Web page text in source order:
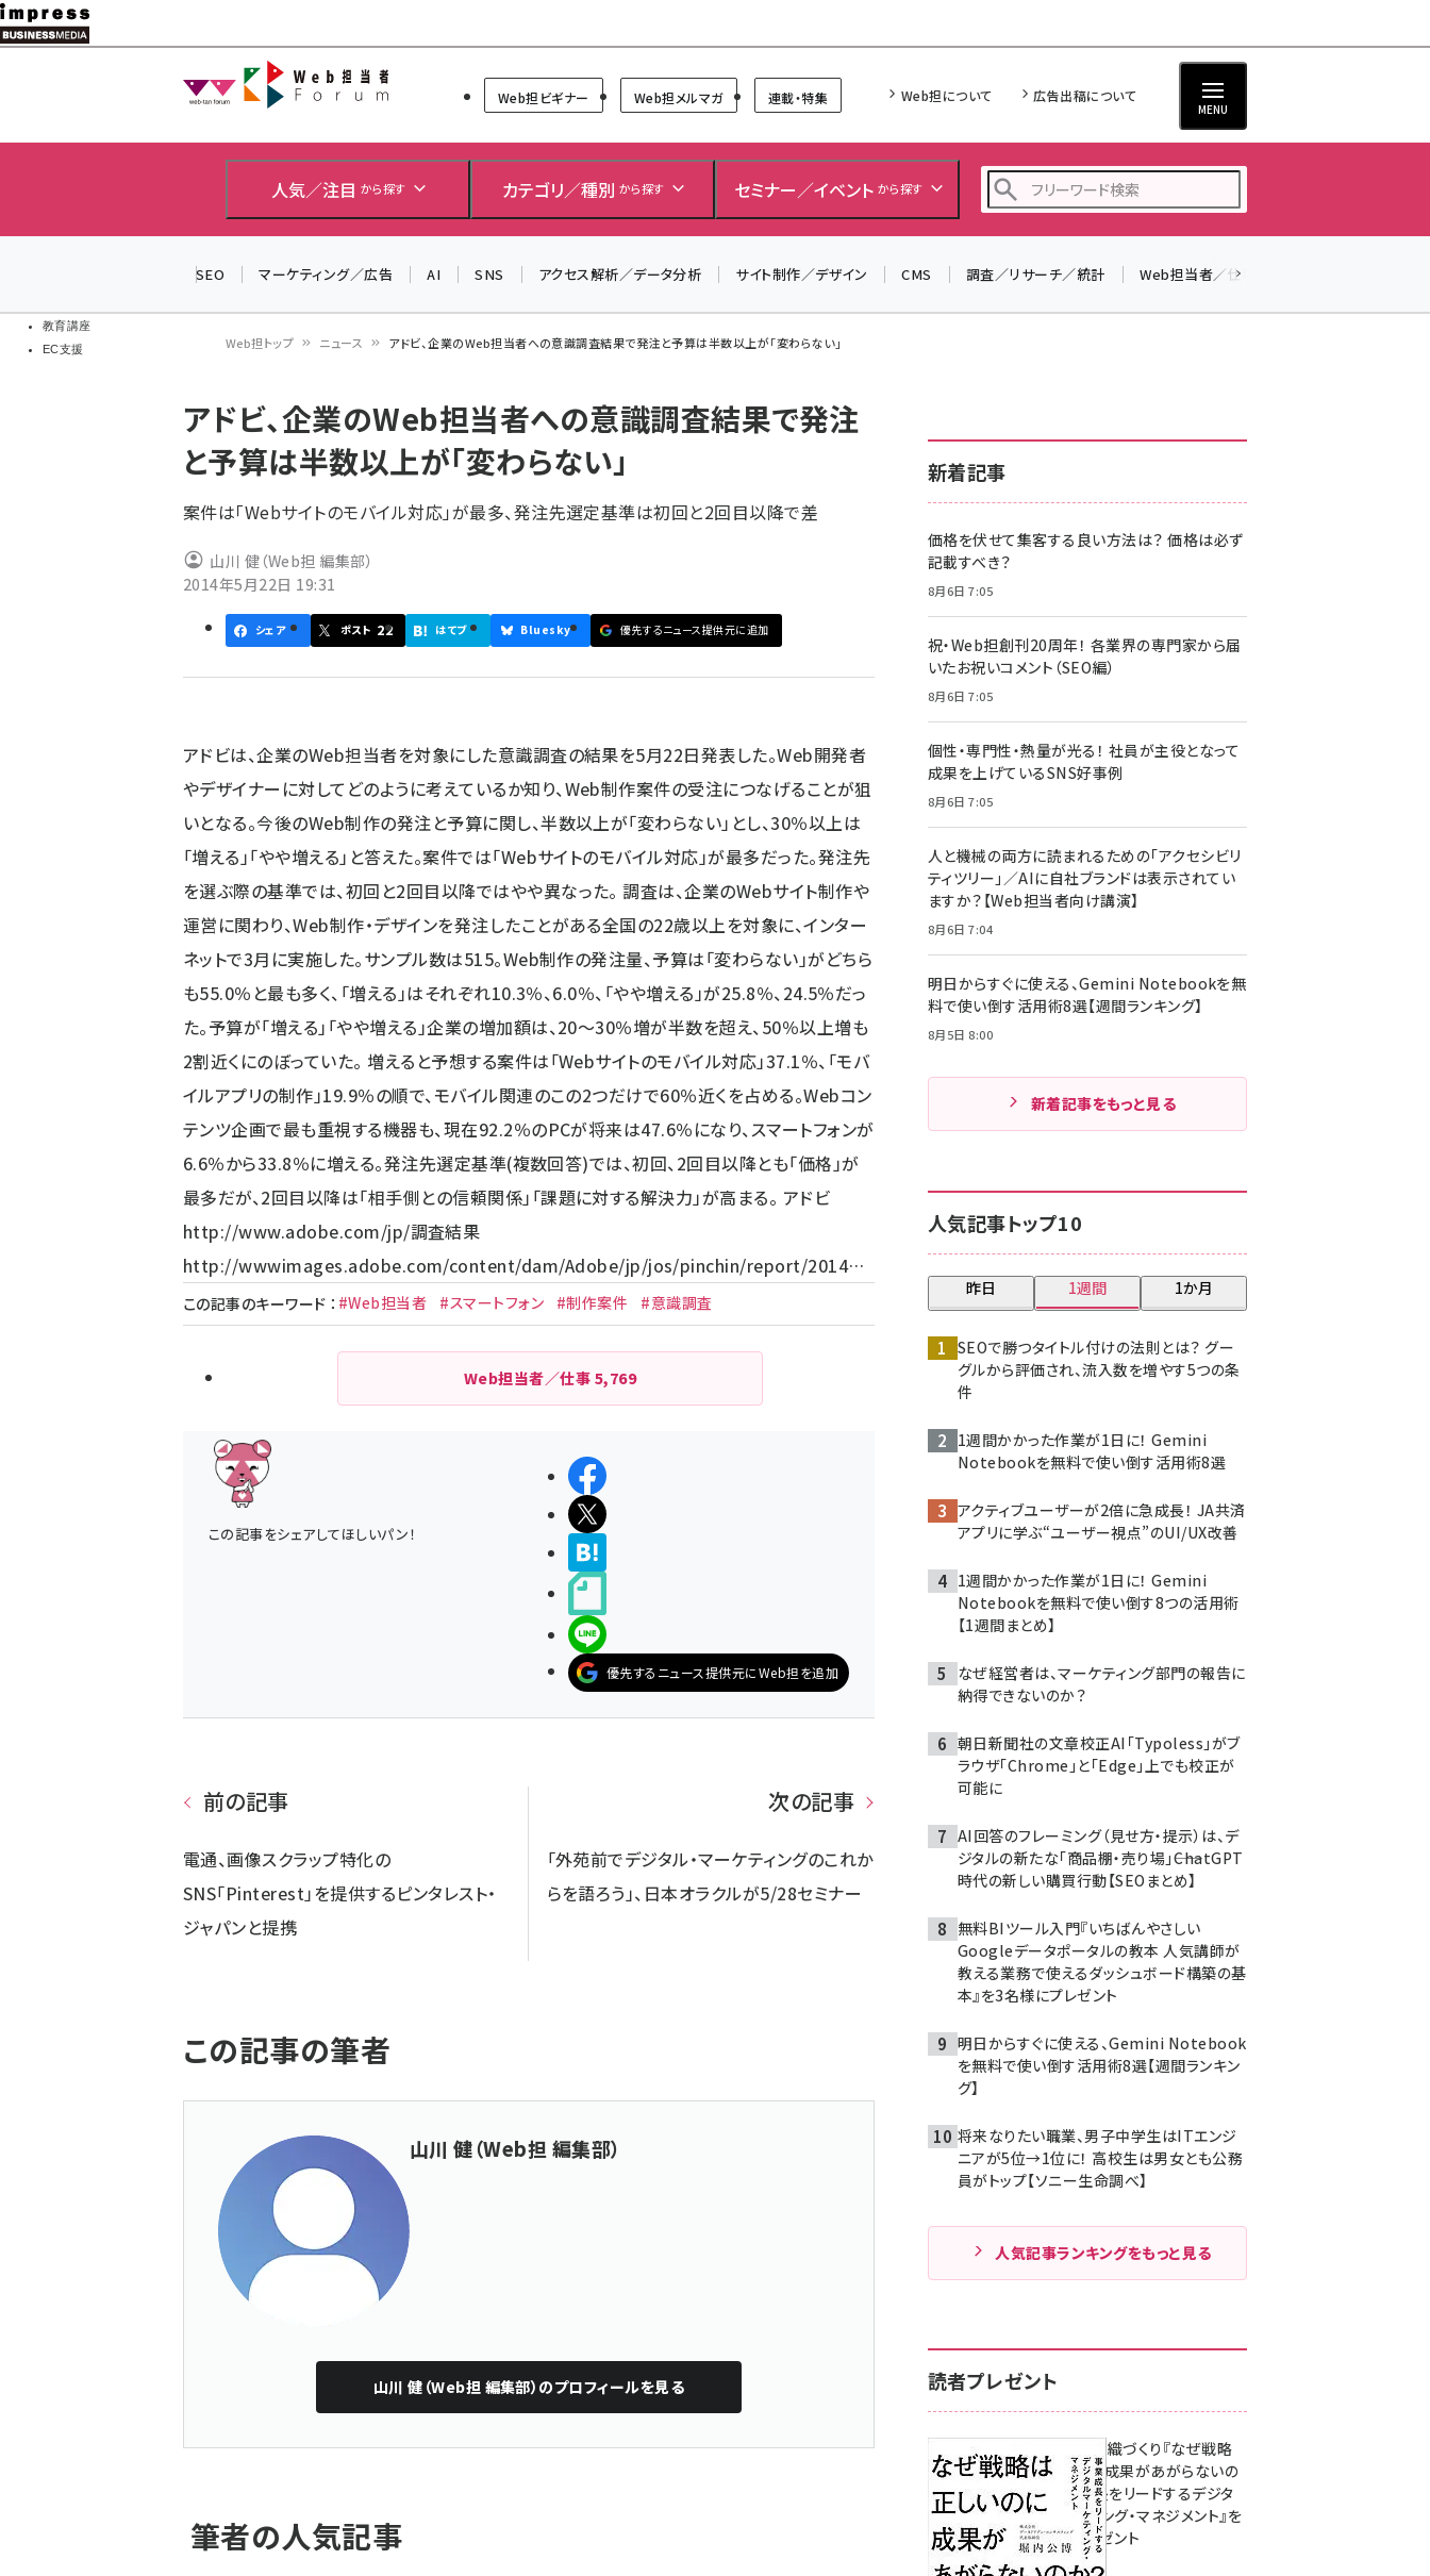
メ
イ
教育講座
EC支援
Web担当者Forum
Web担ビギナー Web担メルマガ 連載・特集 Web担について 広告出稿について
MENU
人気／注目 から探す カテゴリ／種別 から探す セミナー／イベント から探す
z世代 (1622)
meo (1275)
SEO マーケティング／広告 AI SNS アクセス解析／データ分析 サイト制作／デザイン CMS 調査／リサーチ／統計 Web担当者／仕事
ン
く
ず
Web担トップ ニュース アドビ、企業のWeb担当者への意識調査結果で発注と予算は半数以上が「変わらない」
アドビ、企業のWeb担当者への意識調査結果で発注
と予算は半数以上が「変わらない」
案件は「Webサイトのモバイル対応」が最多、発注先選定基準は初回と2回目以降で差
山川 健（Web担 編集部）
2014年5月22日 19:31
シェア ポスト 22 はてブ Bluesky 優先するニュース提供元に追加
アドビは、企業のWeb担当者を対象にした意識調査の結果を5月22日発表した。Web開発者
やデザイナーに対してどのように考えているか知り、Web制作案件の受注につなげることが狙
いとなる。今後のWeb制作の発注と予算に関し、半数以上が「変わらない」とし、30％以上は
「増える」「やや増える」と答えた。案件では「Webサイトのモバイル対応」が最多だった。発注先
を選ぶ際の基準では、初回と2回目以降ではやや異なった。 調査は、企業のWebサイト制作や
運営に関わり、Web制作・デザインを発注したことがある全国の22歳以上を対象に、インター
ネットで3月に実施した。サンプル数は515。Web制作の発注量、予算は「変わらない」がどちら
も55.0％と最も多く、「増える」はそれぞれ10.3％、6.0％、「やや増える」が25.8％、24.5％だっ
た。予算が「増える」「やや増える」企業の増加額は、20～30％増が半数を超え、50％以上増も
2割近くにのぼっていた。 増えると予想する案件は「Webサイトのモバイル対応」37.1％、「モバ
イルアプリの制作」19.9％の順で、モバイル関連のこの2つだけで60％近くを占める。Webコン
テンツ企画で最も重視する機器も、現在92.2％のPCが将来は47.6％になり、スマートフォンが
6.6％から33.8％に増える。発注先選定基準(複数回答)では、初回、2回目以降とも「価格」が
最多だが、2回目以降は「相手側との信頼関係」「課題に対する解決力」が高まる。 アドビ
http://www.adobe.com/jp/調査結果
http://wwwimages.adobe.com/content/dam/Adobe/jp/jos/pinchin/report/2014…
この記事のキーワード ： #Web担当者 #スマートフォン #制作案件 #意識調査
Web担当者／仕事 5,769
この記事をシェアしてほしいパン！
シェアする
ポストする
LINEで送る
優先するニュース提供元にWeb担を追加
前の記事
電通、画像スクラップ特化の
SNS「Pinterest」を提供するピンタレスト・
ジャパンと提携
次の記事
「外苑前でデジタル・マーケティングのこれか
らを語ろう」、日本オラクルが5/28セミナー
この記事の筆者
山川 健（Web担 編集部）
山川 健（Web担 編集部） のプロフィールを見る
筆者の人気記事
新着記事
価格を伏せて集客する良い方法は？ 価格は必ず
記載すべき？
8月6日 7:05
祝・Web担創刊20周年！ 各業界の専門家から届
いたお祝いコメント（SEO編）
8月6日 7:05
個性・専門性・熱量が光る！ 社員が主役となって
成果を上げているSNS好事例
8月6日 7:05
人と機械の両方に読まれるための「アクセシビリ
ティツリー」／AIに自社ブランドは表示されてい
ますか？【Web担当者向け講演】
8月6日 7:04
明日からすぐに使える、Gemini Notebookを無
料で使い倒す活用術8選【週間ランキング】
8月5日 8:00
新着記事をもっと見る
人気記事トップ10
昨日 1週間 1か月
SEOで勝つタイトル付けの法則とは？ グー
グルから評価され、流入数を増やす5つの条
件
1週間かかった作業が1日に！ Gemini
Notebookを無料で使い倒す活用術8選
アクティブユーザーが2倍に急成長！ JA共済
アプリに学ぶ“ユーザー視点”のUI/UX改善
1週間かかった作業が1日に！ Gemini
Notebookを無料で使い倒す8つの活用術
【1週間まとめ】
なぜ経営者は、マーケティング部門の報告に
納得できないのか？
朝日新聞社の文章校正AI「Typoless」がブ
ラウザ「Chrome」と「Edge」上でも校正が
可能に
AI回答のフレーミング（見せ方・提示）は、デ
ジタルの新たな「商品棚・売り場」――ChatGPT
時代の新しい購買行動【SEOまとめ】
無料BIツール入門『いちばんやさしい
Googleデータポータルの教本 人気講師が
教える業務で使えるダッシュボード構築の基
本』を3名様にプレゼント
明日からすぐに使える、Gemini Notebook
を無料で使い倒す活用術8選【週間ランキン
グ】
将来なりたい職業、男子中学生はITエンジ
ニアが5位→1位に！ 高校生は男女とも公務
員がトップ【ソニー生命調べ】
人気記事ランキングをもっと見る
読者プレゼント
成果を生む組織づくり『なぜ戦略
は正しいのに成果があがらないの
か？ 事業成長をリードするデジタ
ルマーケティング・マネジメント』を
3名様にプレゼント
10:00